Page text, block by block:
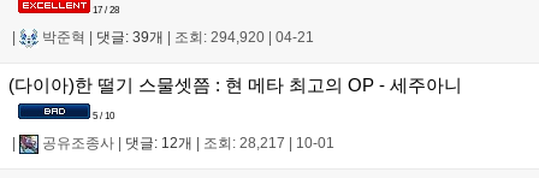
17 / 28
박준혁 댓글: 39개 조회: 294,920 04-21
(다이아)한 떨기 스물셋쯤 : 현 메타 최고의 OP - 세주아니
5 / 10
| 공유조종사 | 댓글: 12개 | 조회: 28,217 | 10-01